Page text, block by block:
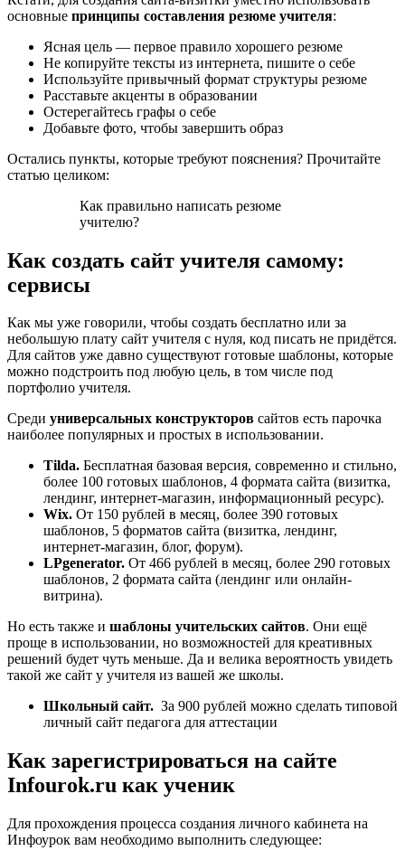
основные принципы составления резюме учителя:
Ясная цель — первое правило хорошего резюме
Не копируйте тексты из интернета, пишите о себе
Используйте привычный формат структуры резюме
Расставьте акценты в образовании
Остерегайтесь графы о себе
Добавьте фото, чтобы завершить образ
Остались пункты, которые требуют пояснения? Прочитайте
статью целиком:
Как правильно написать резюме
учителю?
Как создать сайт учителя самому:
сервисы
Как мы уже говорили, чтобы создать бесплатно или за
небольшую плату сайт учителя с нуля, код писать не придётся.
Для сайтов уже давно существуют готовые шаблоны, которые
можно подстроить под любую цель, в том числе под
портфолио учителя.
Среди универсальных конструкторов сайтов есть парочка
наиболее популярных и простых в использовании.
Tilda. Бесплатная базовая версия, современно и стильно,
более 100 готовых шаблонов, 4 формата сайта (визитка,
лендинг, интернет-магазин, информационный ресурс).
Wix. От 150 рублей в месяц, более 390 готовых
шаблонов, 5 форматов сайта (визитка, лендинг,
интернет-магазин, блог, форум).
LPgenerator. От 466 рублей в месяц, более 290 готовых
шаблонов, 2 формата сайта (лендинг или онлайн-
витрина).
Но есть также и шаблоны учительских сайтов. Они ещё
проще в использовании, но возможностей для креативных
решений будет чуть меньше. Да и велика вероятность увидеть
такой же сайт у учителя из вашей же школы.
Школьный сайт. За 900 рублей можно сделать типовой
личный сайт педагога для аттестации
Как зарегистрироваться на сайте
Infourok.ru как ученик
Для прохождения процесса создания личного кабинета на
Инфоурок вам необходимо выполнить следующее: